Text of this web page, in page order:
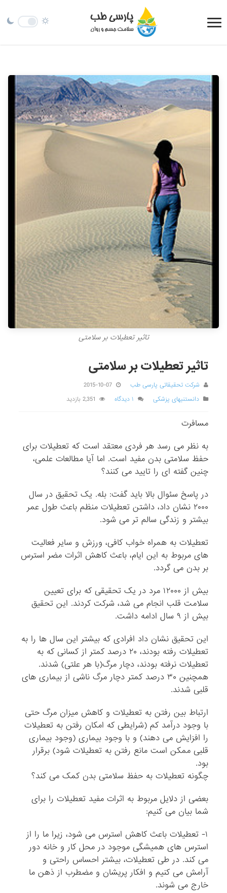
تاثیر تعطیلات بر سلامتی
تاثیر تعطیلات بر سلامتی
شرکت تحقیقاتی پارسی طب
2015-10-07
دانستنیهای پزشکی
۱ دیدگاه 2,351 بازدید
مسافرت
به نظر می رسد هر فردی معتقد است که تعطیلات برای
حفظ سلامتی بدن مفید است. اما آیا مطالعات علمی،
چنین گفته ای را تایید می کنند؟
در پاسخ سئوال بالا باید گفت: بله. یک تحقیق در سال
۲۰۰۰ نشان داد، داشتن تعطیلات منظم باعث طول عمر
بیشتر و زندگی سالم تر می شود.
تعطیلات به همراه خواب کافی، ورزش و سایر فعالیت
های مربوط به این ایام، باعث کاهش اثرات مضر استرس
بر بدن می گردد.
بیش از ۱۲۰۰۰ مرد در یک تحقیقی که برای تعیین
سلامت قلب انجام می شد، شرکت کردند. این تحقیق
بیش از ۹ سال ادامه داشت.
این تحقیق نشان داد افرادی که بیشتر این سال ها را به
تعطیلات رفته بودند، ۲۰ درصد کمتر از کسانی که به
تعطیلات نرفته بودند، دچار مرگ(با هر علتی) شدند.
همچنین ۳۰ درصد کمتر دچار مرگ ناشی از بیماری های
قلبی شدند.
ارتباط بین رفتن به تعطیلات و کاهش میزان مرگ حتی
با وجود درآمد کم (شرایطی که امکان رفتن به تعطیلات
را افزایش می دهند) و با وجود بیماری (وجود بیماری
قلبی ممکن است مانع رفتن به تعطیلات شود) برقرار
بود.
چگونه تعطیلات به حفظ سلامتی بدن کمک می کند؟
بعضی از دلایل مربوط به اثرات مفید تعطیلات را برای
شما بیان می کنیم:
۱- تعطیلات باعث کاهش استرس می شود، زیرا ما را از
استرس های همیشگی موجود در محل کار و خانه دور
می کند. در طی تعطیلات، بیشتر احساس راحتی و
آرامش می کنیم و افکار پریشان و مضطرب از ذهن ما
خارج می شوند.